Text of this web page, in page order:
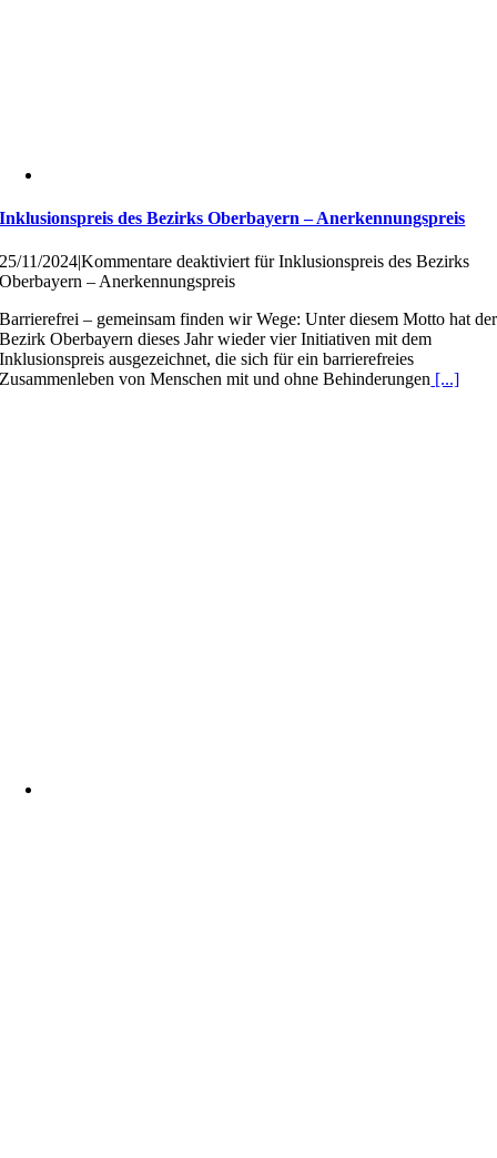
Inklusionspreis des Bezirks Oberbayern – Anerkennungspreis
25/11/2024|Kommentare deaktiviert für Inklusionspreis des Bezirks
Oberbayern – Anerkennungspreis
Barrierefrei – gemeinsam finden wir Wege: Unter diesem Motto hat der
Bezirk Oberbayern dieses Jahr wieder vier Initiativen mit dem
Inklusionspreis ausgezeichnet, die sich für ein barrierefreies
Zusammenleben von Menschen mit und ohne Behinderungen [...]